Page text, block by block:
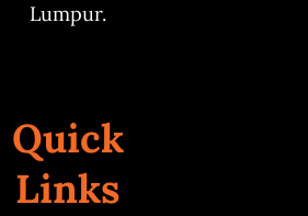
Lumpur.
Quick
Links